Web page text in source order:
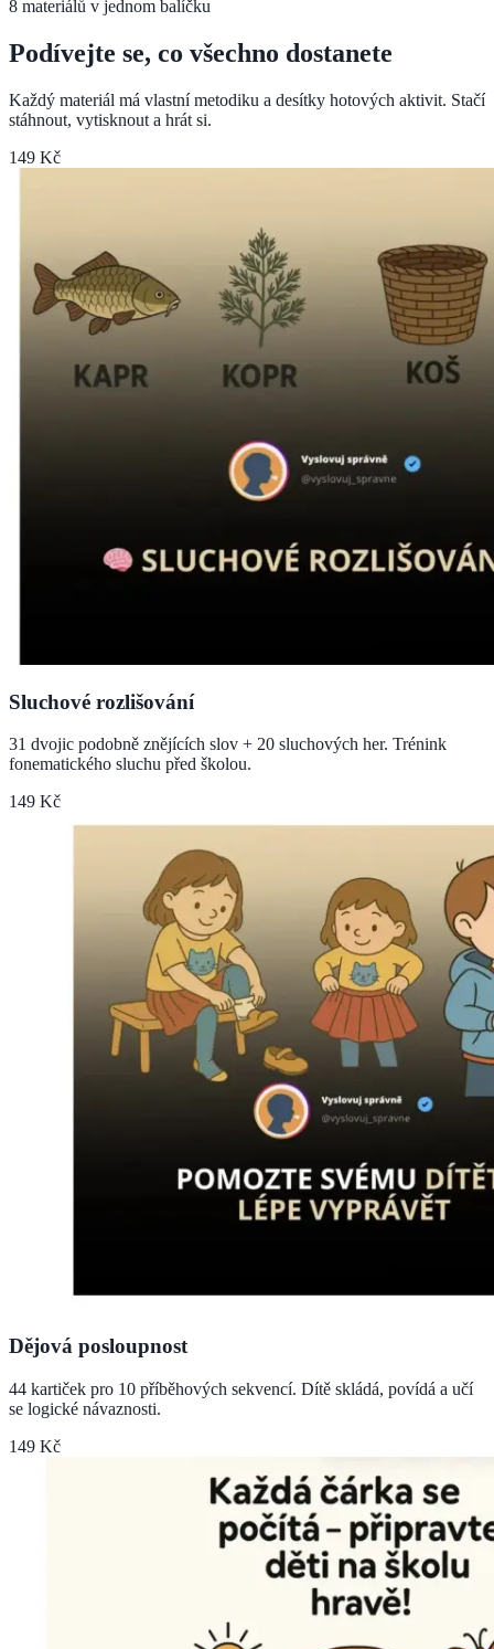
8 materiálů v jednom balíčku
Podívejte se, co všechno dostanete
Každý materiál má vlastní metodiku a desítky hotových aktivit. Stačí
stáhnout, vytisknout a hrát si.
149 Kč
Sluchové rozlišování
31 dvojic podobně znějících slov + 20 sluchových her. Trénink
fonematického sluchu před školou.
149 Kč
Dějová posloupnost
44 kartiček pro 10 příběhových sekvencí. Dítě skládá, povídá a učí
se logické návaznosti.
149 Kč